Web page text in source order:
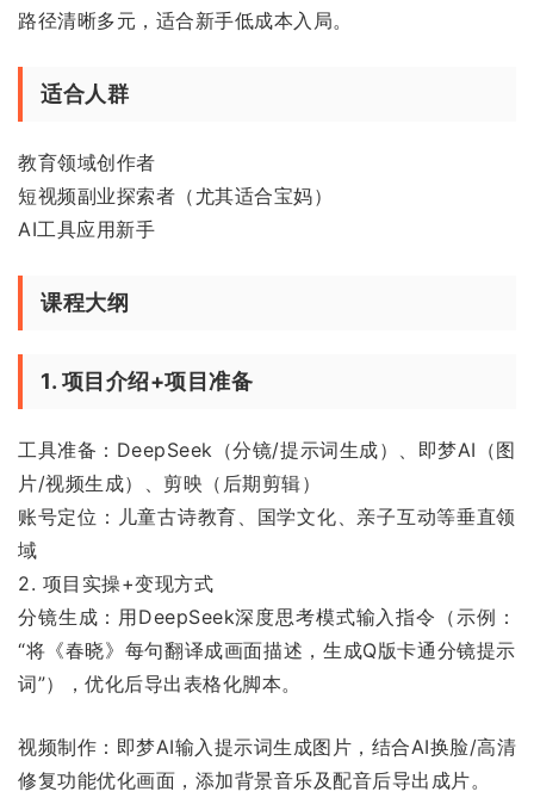
路径清晰多元，适合新手低成本入局。
适合人群
教育领域创作者
短视频副业探索者（尤其适合宝妈）
AI工具应用新手
课程大纲
1. 项目介绍+项目准备
工具准备：DeepSeek（分镜/提示词生成）、即梦AI（图
片/视频生成）、剪映（后期剪辑）
账号定位：儿童古诗教育、国学文化、亲子互动等垂直领
域
2. 项目实操+变现方式
分镜生成：用DeepSeek深度思考模式输入指令（示例：
“将《春晓》每句翻译成画面描述，生成Q版卡通分镜提示
词”），优化后导出表格化脚本。
视频制作：即梦AI输入提示词生成图片，结合AI换脸/高清
修复功能优化画面，添加背景音乐及配音后导出成片。